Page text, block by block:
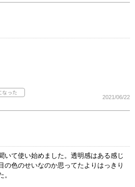
2021/06/22
いて使い始めました。透明感はある感じ
の色のせいなのか思ってたよりはっきり